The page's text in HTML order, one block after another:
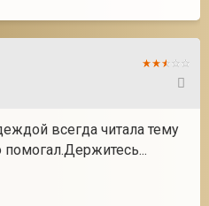
всегда читала тему